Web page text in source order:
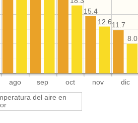
ago sep oct nov dic
11.7
15.4
8.0
12.6
del aire en